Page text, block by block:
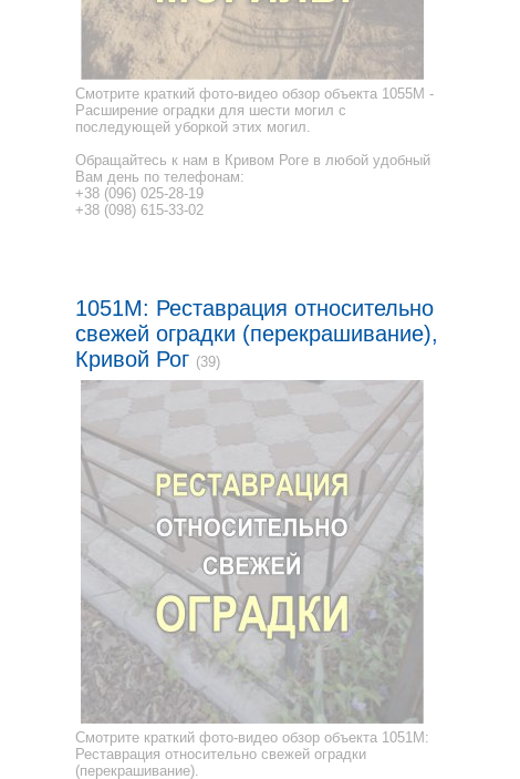
Смотрите краткий фото-видео обзор объекта 1055M -
Расширение оградки для шести могил с
последующей уборкой этих могил.
Обращайтесь к нам в Кривом Роге в любой удобный
Вам день по телефонам:
+38 (096) 025-28-19
+38 (098) 615-33-02
1051M: Реставрация относительно
свежей оградки (перекрашивание),
Кривой Рог (39)
Смотрите краткий фото-видео обзор объекта 1051M:
Реставрация относительно свежей оградки
(перекрашивание).